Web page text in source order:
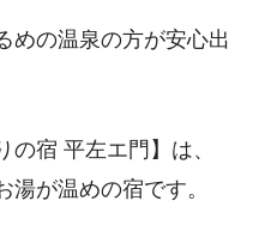
めの温泉の方が安心出
宿 平左エ門】は、
湯が温めの宿です。